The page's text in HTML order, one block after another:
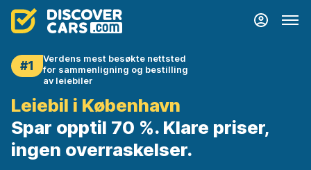
#1
Verdens mest besøkte nettsted
for sammenligning og bestilling
av leiebiler
Leiebil i København
Spar opptil 70 %. Klare priser,
ingen overraskelser.